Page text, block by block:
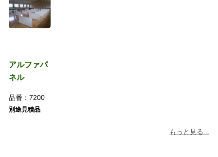
アルファパ
ネル
品番： 7200
別途見積品
もっと見る...